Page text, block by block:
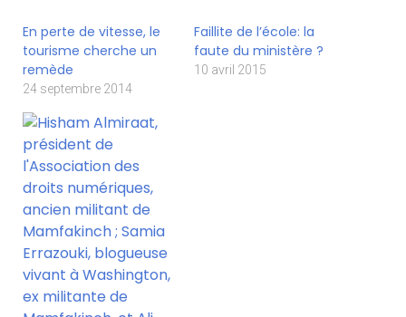
En perte de vitesse, le
tourisme cherche un
remède
24 septembre 2014
Faillite de l’école: la
faute du ministère ?
10 avril 2015